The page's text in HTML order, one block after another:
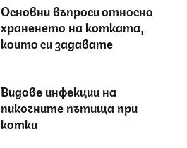
Основни въпроси относно
храненето на котката,
които си задавате
Видове инфекции на
пикочните пътища при
котки